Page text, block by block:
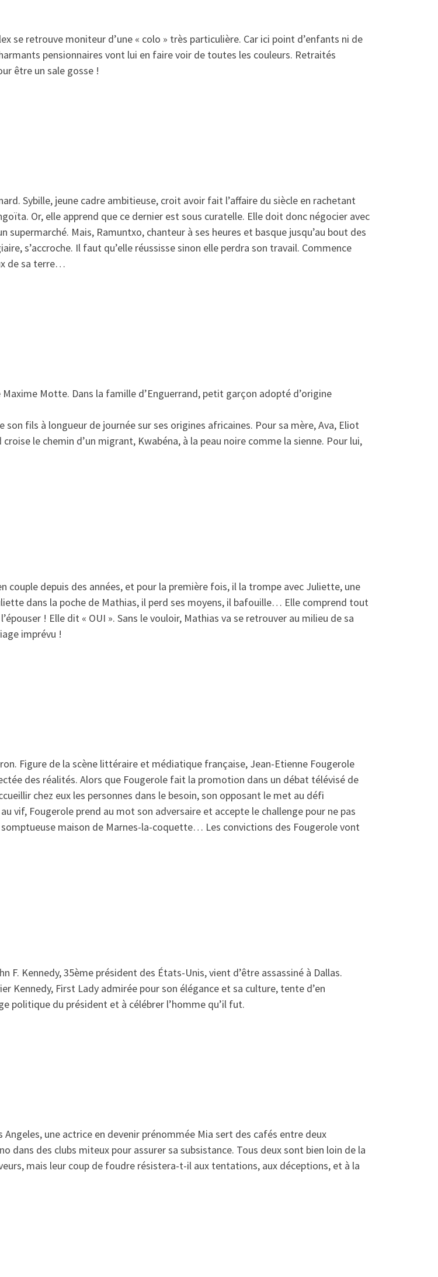
se retrouve moniteur d’une « colo » très particulière. Car ici point d’enfants ni de
pensionnaires vont lui en faire voir de toutes les couleurs. Retraités
être un sale gosse !
Sybille, jeune cadre ambitieuse, croit avoir fait l’affaire du siècle en rachetant
Or, elle apprend que ce dernier est sous curatelle. Elle doit donc négocier avec
Mais, Ramuntxo, chanteur à ses heures et basque jusqu’au bout des
s’accroche. Il faut qu’elle réussisse sinon elle perdra son travail. Commence
de sa terre…
Maxime Motte. Dans la famille d’Enguerrand, petit garçon adopté d’origine
son fils à longueur de journée sur ses origines africaines. Pour sa mère, Ava, Eliot
le chemin d’un migrant, Kwabéna, à la peau noire comme la sienne. Pour lui,
couple depuis des années, et pour la première fois, il la trompe avec Juliette, une
dans la poche de Mathias, il perd ses moyens, il bafouille… Elle comprend tout
! Elle dit « OUI ». Sans le vouloir, Mathias va se retrouver au milieu de sa
imprévu !
Figure de la scène littéraire et médiatique française, Jean-Etienne Fougerole
des réalités. Alors que Fougerole fait la promotion dans un débat télévisé de
chez eux les personnes dans le besoin, son opposant le met au défi
vif, Fougerole prend au mot son adversaire et accepte le challenge pour ne pas
maison de Marnes-la-coquette… Les convictions des Fougerole vont
F. Kennedy, 35ème président des États-Unis, vient d’être assassiné à Dallas.
Kennedy, First Lady admirée pour son élégance et sa culture, tente d’en
politique du président et à célébrer l’homme qu’il fut.
Angeles, une actrice en devenir prénommée Mia sert des cafés entre deux
dans des clubs miteux pour assurer sa subsistance. Tous deux sont bien loin de la
mais leur coup de foudre résistera-t-il aux tentations, aux déceptions, et à la